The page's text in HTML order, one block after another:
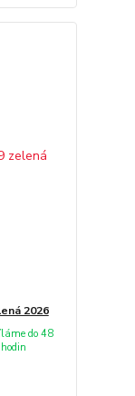
2026
do 48
hodin